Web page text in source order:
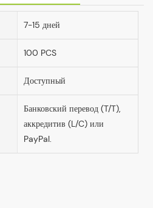
7-15 дней
100 PCS
Доступный
Банковский перевод (T/T),
аккредитив (L/C) или
PayPal.